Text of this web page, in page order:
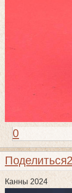
0
Поделиться
Канны 2024